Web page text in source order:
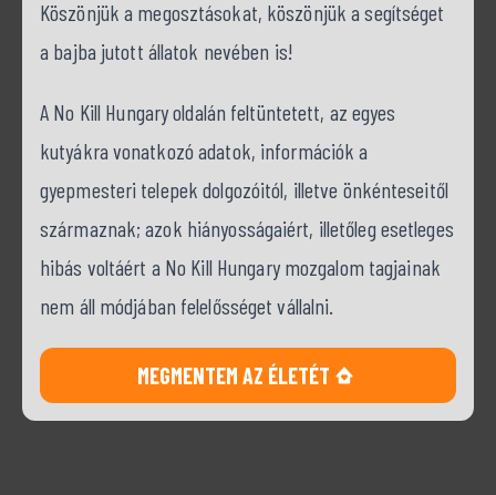
Köszönjük a megosztásokat, köszönjük a segítséget
a bajba jutott állatok nevében is!
A No Kill Hungary oldalán feltüntetett, az egyes
kutyákra vonatkozó adatok, információk a
gyepmesteri telepek dolgozóitól, illetve önkénteseitől
származnak; azok hiányosságaiért, illetőleg esetleges
hibás voltáért a No Kill Hungary mozgalom tagjainak
nem áll módjában felelősséget vállalni.
MEGMENTEM AZ ÉLETÉT